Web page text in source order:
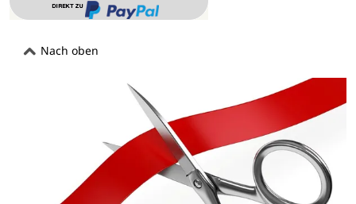
Nach oben